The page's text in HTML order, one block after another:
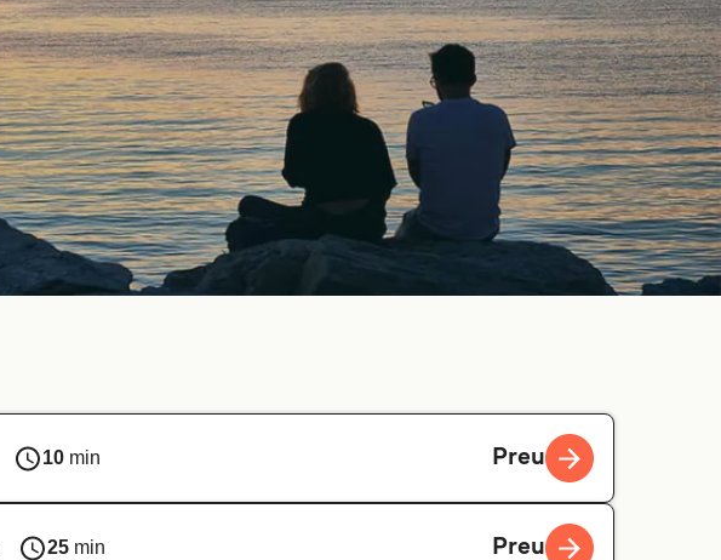
10min Preu
25 min Preu